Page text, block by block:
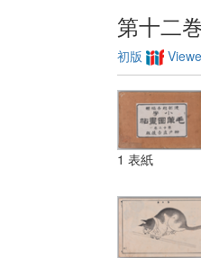
第十二
初版
1 表紙